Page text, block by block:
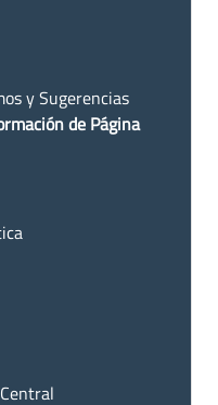
y Sugerencias
de Página